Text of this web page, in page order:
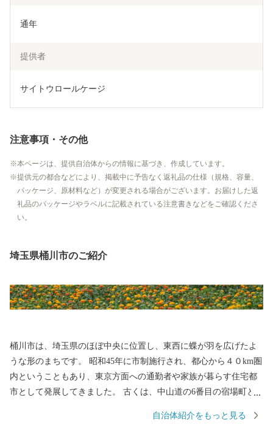
通年
提供者
サイトウロールケージ
注意事項・その他
本ページは、提供自治体からの情報に基づき、作成しています。
提供元の都合などにより、掲載中に予告なく返礼品の仕様（規格、容量、
パッケージ、原材料など）が変更される場合がございます。お届けした返
礼品のパッケージやラベルに記載されている注意書きなどをご確認くださ
い。
埼玉県桶川市のご紹介
桶川市は、埼玉県のほぼ中央に位置し、東西に蝶が羽を広げたよ
うな形のまちです。 昭和45年に市制施行され、都心から４０km圏
内ということもあり、東京方面への通勤者や家族が暮らす住宅都
市として発展してきました。 古くは、中山道の6番目の宿場町と
地として大変賑わいました。 特にべに花は、全国2番目の生産量
自治体紹介をもっと見る